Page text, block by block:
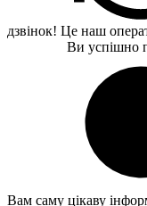
дзвінок! Це наш
Ви успішно
Вам саму цікаву